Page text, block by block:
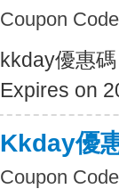
Coupon
kkday優惠
Expires on
Kkday優
Coupon